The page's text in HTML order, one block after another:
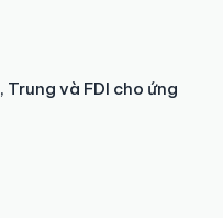
và FDI cho ứng